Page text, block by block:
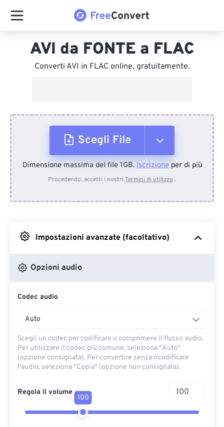
AVI da FONTE a FLAC
Converti AVI in FLAC online, gratuitamente.
Scegli File
Dal dispositivo
Da Google Drive
Dimensione massima del file 1GB.Iscrizioneper di più
Procedendo, accetti i nostri Termini di utilizzo .
Impostazioni avanzate (facoltativo)
Opzioni audio
Codec audio
Auto
Scegli un codec per codificare o comprimere il flusso audio.
Per utilizzare il codec più comune, seleziona "Auto"
(opzione consigliata). Per convertire senza ricodificare
l'audio, seleziona "Copia" (opzione non consigliata).
Regola il volume
100